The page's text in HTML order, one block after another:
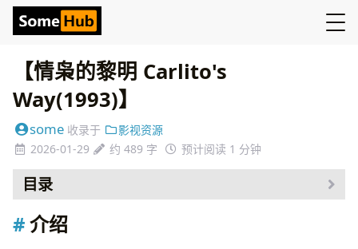
【情枭的黎明 Carlito's
Way(1993)】
some 收录于
影视资源
2026-01-29
约 489 字 预计阅读 1 分钟
目录
介绍
资源
介绍